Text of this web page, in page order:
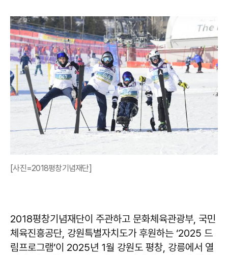
[사진=2018평창기념재단]
2018평창기념재단이 주관하고 문화체육관광부, 국민
체육진흥공단, 강원특별자치도가 후원하는 ‘2025 드
림프로그램’이 2025년 1월 강원도 평창, 강릉에서 열